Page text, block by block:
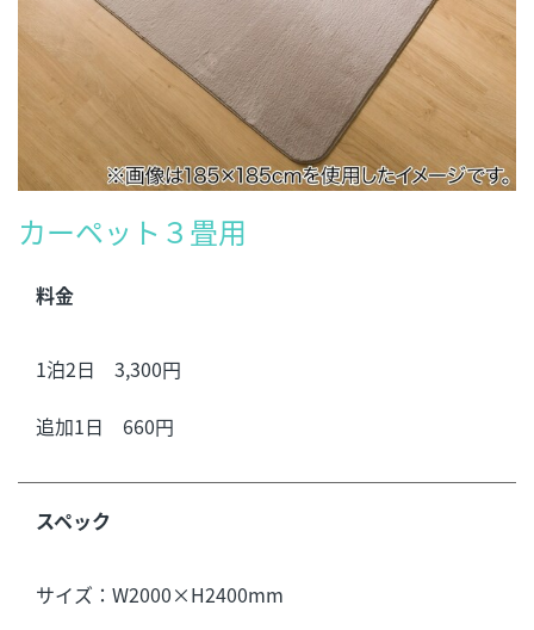
カーペット３畳用
料金
1泊2日 3,300円
追加1日 660円
スペック
サイズ：W2000×H2400mm